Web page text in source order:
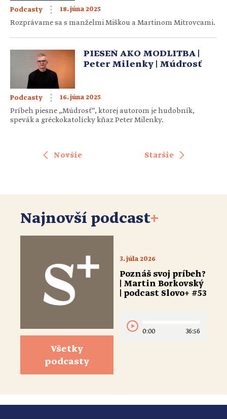
Podcasty 18. júna 2025
Rozprávame sa s manželmi Miškou a Martinom Mitrovcami.
PIESEŇ AKO MODLITBA |
Peter Milenky | Múdrosť
Podcasty 16. júna 2025
Príbeh piesne „Múdrosť“, ktorej autorom je hudobník,
spevák a gréckokatolícky kňaz Peter Milenky.
Novšie Staršie
Najnovší podcast+
Všetky
podcasty
3. júla 2026
Poznáš svoj príbeh?
| Martin Borkovský
| podcast Slovo+ #53
0:00 36:56